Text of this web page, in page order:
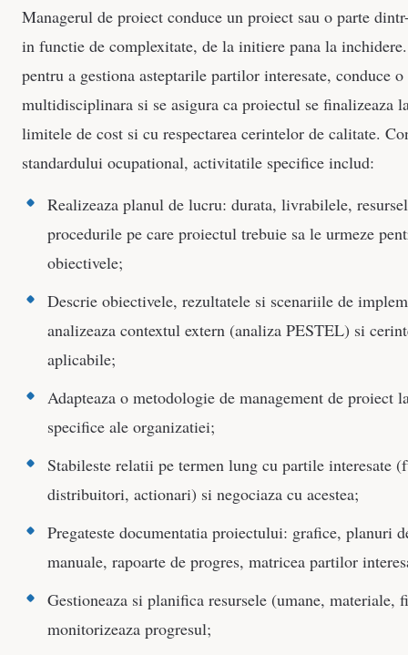
Managerul de proiect conduce un proiect sau o parte
in functie de complexitate, de la initiere pana la
pentru a gestiona asteptarile partilor interesate, conduce o
multidisciplinara si se asigura ca proiectul se finalizeaza
limitele de cost si cu respectarea cerintelor de calitate.
standardului ocupational, activitatile specifice includ:
Realizeaza planul de lucru: durata, livrabilele,
procedurile pe care proiectul trebuie sa le urmeze
obiectivele;
Descrie obiectivele, rezultatele si scenariile de
analizeaza contextul extern (analiza PESTEL) si
aplicabile;
Adapteaza o metodologie de management de proiect
specifice ale organizatiei;
Stabileste relatii pe termen lung cu partile interesate
distribuitori, actionari) si negociaza cu acestea;
Pregateste documentatia proiectului: grafice, planuri
manuale, rapoarte de progres, matricea partilor
Gestioneaza si planifica resursele (umane, materiale,
monitorizeaza progresul;